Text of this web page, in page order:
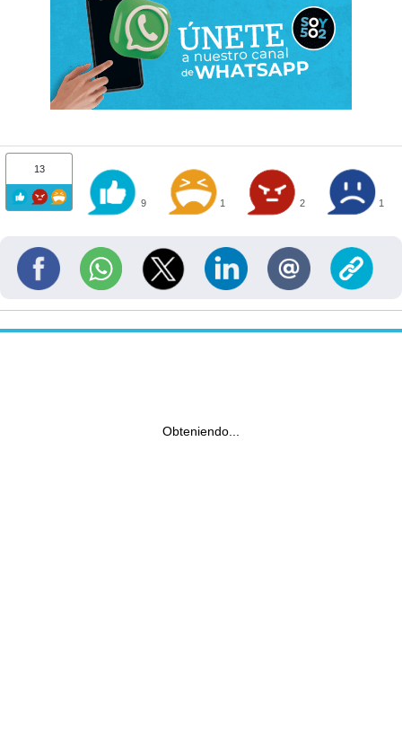
13
9 1 2 1
Obteniendo...